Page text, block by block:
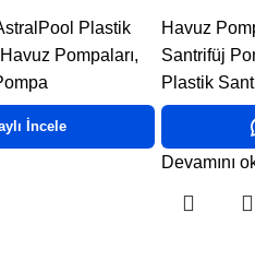
Plastik
Havuz Pompaları,
İncele
Havuz
Santrifüj
Plastik
Devamını